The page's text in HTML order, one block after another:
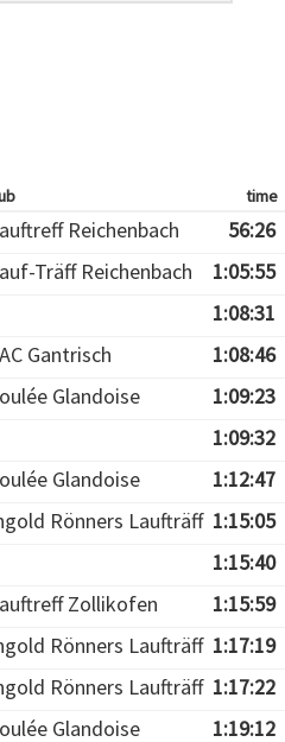
time
Reichenbach 56:26
Träff Reichenbach 1:05:55
1:08:31
Gantrisch 1:08:46
Glandoise 1:09:23
1:09:32
Glandoise 1:12:47
Rönners Laufträff 1:15:05
1:15:40
Zollikofen 1:15:59
Rönners Laufträff 1:17:19
Rönners Laufträff 1:17:22
Glandoise 1:19:12